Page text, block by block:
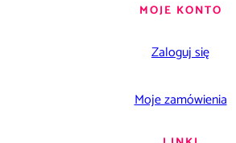
MOJE KONTO
Zaloguj się
Moje zamówienia